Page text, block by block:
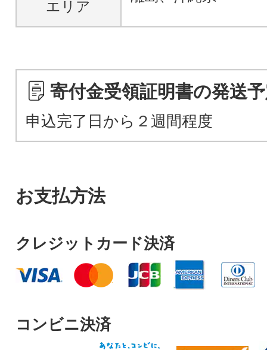
エリア
寄付金受領証明書の発送
申込完了日から２週間程度
お支払方法
クレジットカード決済
コンビニ決済